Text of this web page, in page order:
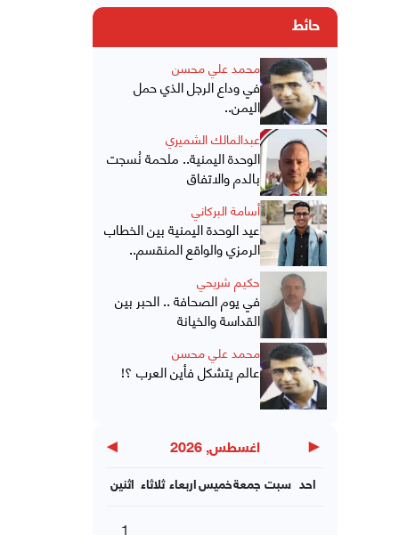
حائط
محمد علي محسن
في وداع الرجل الذي حمل
اليمن..
عبدالمالك الشميري
الوحدة اليمنية.. ملحمة نُسجت
بالدم والاتفاق
أسامة البركاني
عيد الوحدة اليمنية بين الخطاب
الرمزي والواقع المنقسم..
حكيم شريحي
في يوم الصحافة .. الحبر بين
القداسة والخيانة
محمد علي محسن
عالم يتشكل فأين العرب ؟!
◀ اغسطس, 2026 ▶
اثنين ثلاثاء اربعاءخميسجمعة سبت احد
1